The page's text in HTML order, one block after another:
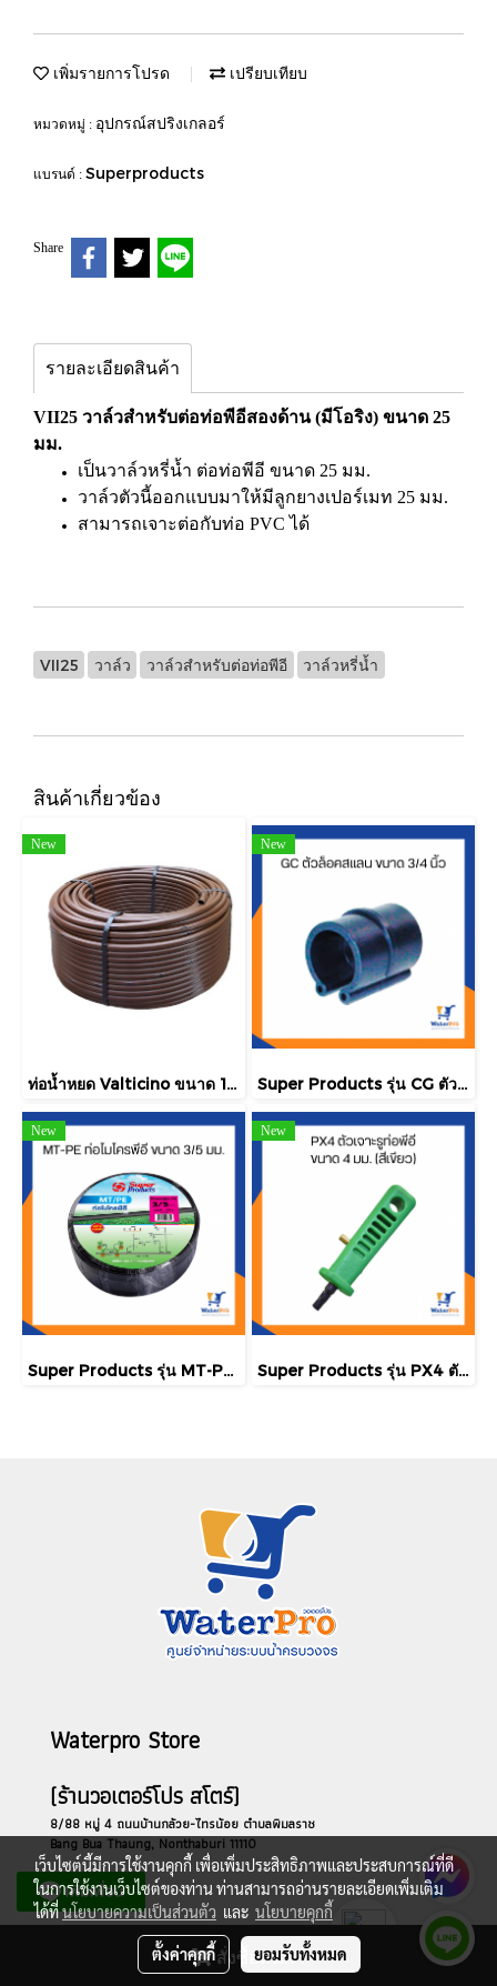
สั่งซื้อสินค้า
เพิ่มรายการโปรด เปรียบเทียบ
หมวดหมู่ : อุปกรณ์สปริงเกลอร์
แบรนด์ : Superproducts
Share
รายละเอียดสินค้า
VII25 วาล์วสำหรับต่อท่อพีอีสองด้าน (มีโอริง) ขนาด 25
มม.
เป็นวาล์วหรี่น้ำ ต่อท่อพีอี ขนาด 25 มม.
วาล์วตัวนี้ออกแบบมาให้มีลูกยางเปอร์เมท 25 มม.
สามารถเจาะต่อกับท่อ PVC ได้
VII25 วาล์ว วาล์วสำหรับต่อท่อพีอี วาล์วหรี่น้ำ
สินค้าเกี่ยวข้อง
New
ท่อน้ำหยด Valticino ขนาด 17 มม. ยาว 500 ฟุต/ม้วน
New
Super Products รุ่น CG ตัวล็อคสแลน พลาสติกโรงเรือน ขนาด 3/4 นิ้ว
New
Super Products รุ่น MT-PE ท่อไมโครพีอี ขนาด 3/5 มม.
New
Super Products รุ่น PX4 ตัวเจาะรูท่อพีอี ขนาด 4 มม. (สีเขียว)
Waterpro Store
(ร้านวอเตอร์โปร สโตร์)
8/88 หมู่ 4 ถนนบ้านกล้วย-ไทรน้อย ตำบลพิมลราช
Bang Bua Thaung, Nonthaburi 11110
เว็บไซต์นี้มีการใช้งานคุกกี้ เพื่อเพิ่มประสิทธิภาพและประสบการณ์ที่ดี
ในการใช้งานเว็บไซต์ของท่าน ท่านสามารถอ่านรายละเอียดเพิ่มเติม
ได้ที่นโยบายความเป็นส่วนตัว และ นโยบายคุกกี้
ตั้งค่าคุกกี้ ยอมรับทั้งหมด